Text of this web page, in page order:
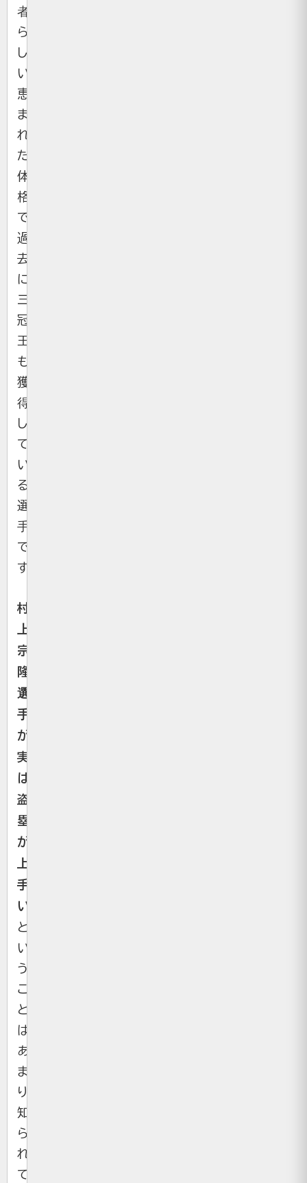
者）
ら
し
い
恵
ま
れ
た
体
格
で、
過
去
に
三
冠
王
も
獲
得
し
て
い
る
選
手
で
す。
村
上
宗
隆
選
手
が
実
は
盗
塁
が
上
手
い
と
い
う
こ
と
は
あ
ま
り
知
ら
れ
て